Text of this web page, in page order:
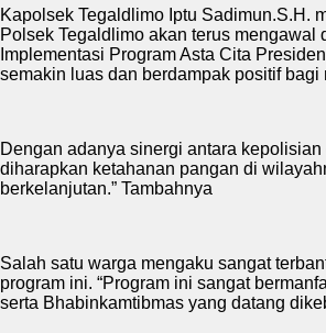
Kapolsek Tegaldlimo Iptu Sadimun.S.H.
Polsek Tegaldlimo akan terus mengawal
Implementasi Program Asta Cita
semakin luas dan berdampak positif bagi
Dengan adanya sinergi antara kepolisian
diharapkan ketahanan pangan di
berkelanjutan.” Tambahnya
Salah satu warga mengaku sangat
program ini. “Program ini sangat
serta Bhabinkamtibmas yang datang